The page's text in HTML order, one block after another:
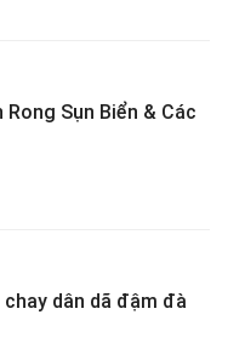
Sụn Biển & Các
dân dã đậm đà